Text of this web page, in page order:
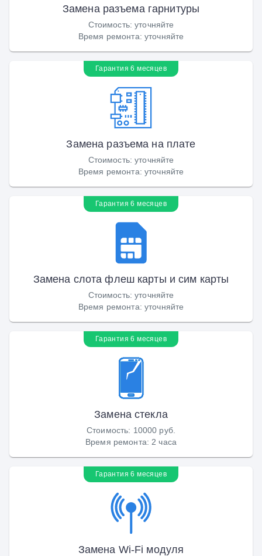
Замена разъема гарнитуры
Стоимость:уточняйте
Время ремонта: уточняйте
Гарантия 6 месяцев
Замена разъема на плате
Стоимость:уточняйте
Время ремонта: уточняйте
Гарантия 6 месяцев
Замена слота флеш карты и сим карты
Стоимость:уточняйте
Время ремонта: уточняйте
Гарантия 6 месяцев
Замена стекла
Стоимость: 10000 руб.
Время ремонта: 2 часа
Гарантия 6 месяцев
Замена Wi-Fi модуля